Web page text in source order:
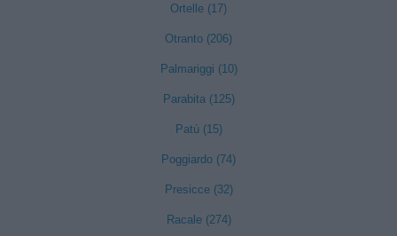
Ortelle (17)
Otranto (206)
Palmariggi (10)
Parabita (125)
Patù (15)
Poggiardo (74)
Presicce (32)
Racale (274)